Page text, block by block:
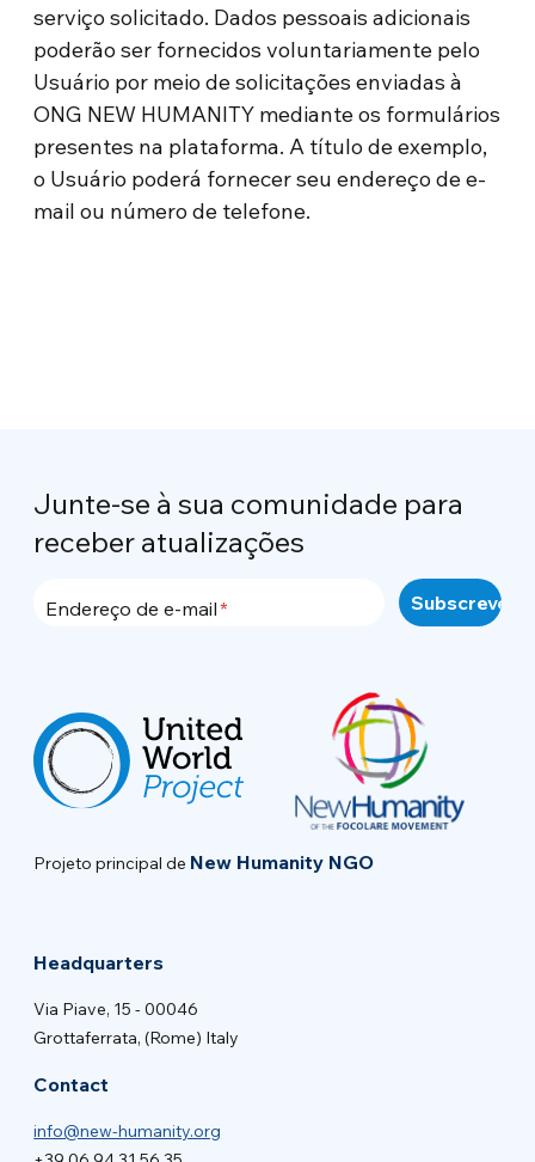
serviço solicitado. Dados pessoais adicionais
poderão ser fornecidos voluntariamente pelo
Usuário por meio de solicitações enviadas à
ONG NEW HUMANITY mediante os formulários
presentes na plataforma. A título de exemplo,
o Usuário poderá fornecer seu endereço de e-
mail ou número de telefone.
Junte-se à sua comunidade para
receber atualizações
Endereço de e-mail
Projeto principal de New Humanity NGO
Headquarters
Via Piave, 15 - 00046
Grottaferrata, (Rome) Italy
Contact
info@new-humanity.org